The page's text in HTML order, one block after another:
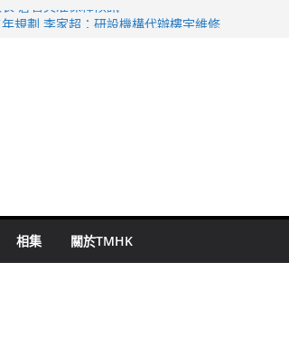
倉管員准保釋候訊
相集 關於TMHK